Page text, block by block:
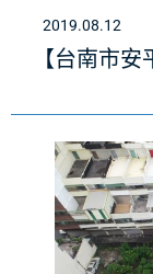
2019.08.12
【台南市